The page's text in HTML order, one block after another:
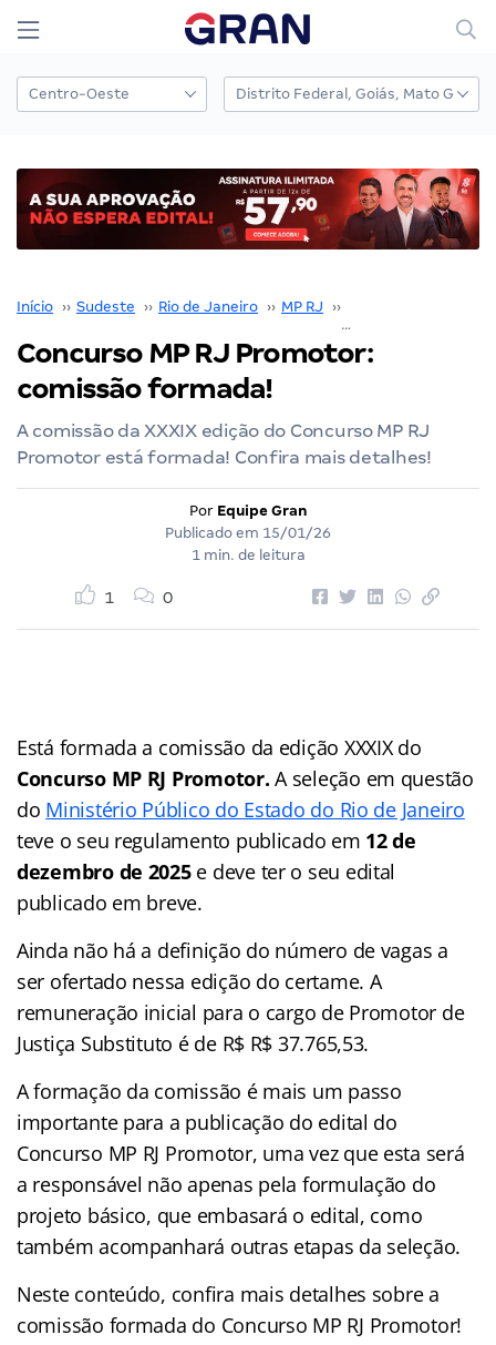
Início ›› Sudeste ›› Rio de Janeiro ›› MP RJ ››
Concurso MP RJ Promotor:
comissão formada!
A comissão da XXXIX edição do Concurso MP RJ
Promotor está formada! Confira mais detalhes!
Por Equipe Gran
Publicado em 15/01/26
1 min. de leitura
1 0
Está formada a comissão da edição XXXIX do
Concurso MP RJ Promotor. A seleção em questão
do Ministério Público do Estado do Rio de Janeiro
teve o seu regulamento publicado em 12 de
dezembro de 2025 e deve ter o seu edital
publicado em breve.
Ainda não há a definição do número de vagas a
ser ofertado nessa edição do certame. A
remuneração inicial para o cargo de Promotor de
Justiça Substituto é de R$ R$ 37.765,53.
A formação da comissão é mais um passo
importante para a publicação do edital do
Concurso MP RJ Promotor, uma vez que esta será
a responsável não apenas pela formulação do
projeto básico, que embasará o edital, como
também acompanhará outras etapas da seleção.
Neste conteúdo, confira mais detalhes sobre a
comissão formada do Concurso MP RJ Promotor!